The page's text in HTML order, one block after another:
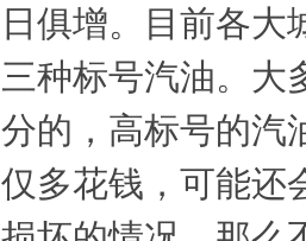
日俱增。目前各
三种标号汽油。大
分的，高标号的汽
仅多花钱，可能还